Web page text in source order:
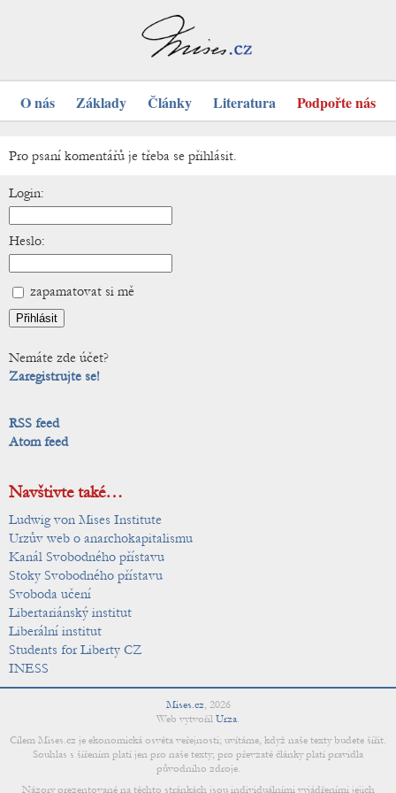
O nás Základy Články Literatura Podpořte nás
Pro psaní komentářů je třeba se přihlásit.
Login:
Heslo:
zapamatovat si mě
Nemáte zde účet?
Zaregistrujte se!
RSS feed
Atom feed
Navštivte také…
Ludwig von Mises Institute
Urzův web o anarchokapitalismu
Kanál Svobodného přístavu
Stoky Svobodného přístavu
Svoboda učení
Libertariánský institut
Liberální institut
Students for Liberty CZ
INESS
Mises.cz, 2026
Web vytvořil Urza.
Cílem Mises.cz je ekonomická osvěta veřejnosti; uvítáme, když naše texty budete šířit.
Souhlas s šířením platí jen pro naše texty; pro převzaté články platí pravidla
původního zdroje.
Názory prezentované na těchto stránkách jsou individuálními vyjádřeními jejich